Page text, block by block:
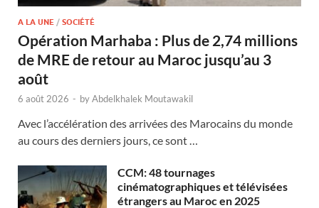
A LA UNE / SOCIÉTÉ
Opération Marhaba : Plus de 2,74 millions
de MRE de retour au Maroc jusqu’au 3
août
6 août 2026 - byAbdelkhalek Moutawakil
Avec l’accélération des arrivées des Marocains du monde
au cours des derniers jours, ce sont …
CCM: 48 tournages
cinématographiques et télévisées
étrangers au Maroc en 2025